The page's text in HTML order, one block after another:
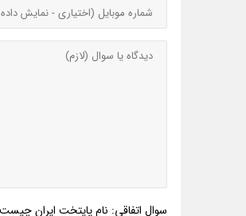
سوال اتفاقی: نام پایتخت ایران